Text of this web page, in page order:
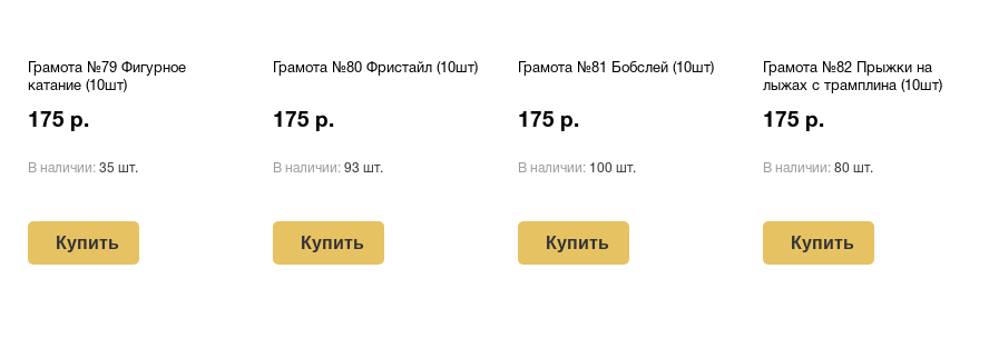
Грамота №79 Фигурное
катание (10шт)
175 р.
В наличии: 35 шт.
Купить
Грамота №80 Фристайл (10шт)
175 р.
В наличии: 93 шт.
Купить
Грамота №81 Бобслей (10шт)
175 р.
В наличии: 100 шт.
Купить
Грамота №82 Прыжки на
лыжах с трамплина (10шт)
175 р.
В наличии: 80 шт.
Купить